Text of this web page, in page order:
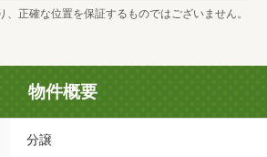
正確な位置を保証するものではございません。
物件概要
分譲